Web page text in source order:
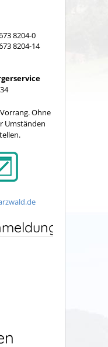
8204-0
8204-14
Ohne
Umständen